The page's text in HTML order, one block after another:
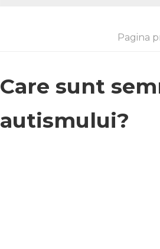
Pagina
Care sunt
autismului?